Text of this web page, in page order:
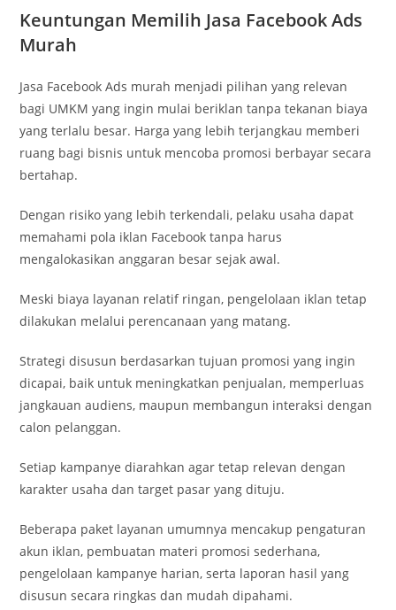
Keuntungan Memilih Jasa Facebook Ads
Murah
Jasa Facebook Ads murah menjadi pilihan yang relevan
bagi UMKM yang ingin mulai beriklan tanpa tekanan biaya
yang terlalu besar. Harga yang lebih terjangkau memberi
ruang bagi bisnis untuk mencoba promosi berbayar secara
bertahap.
Dengan risiko yang lebih terkendali, pelaku usaha dapat
memahami pola iklan Facebook tanpa harus
mengalokasikan anggaran besar sejak awal.
Meski biaya layanan relatif ringan, pengelolaan iklan tetap
dilakukan melalui perencanaan yang matang.
Strategi disusun berdasarkan tujuan promosi yang ingin
dicapai, baik untuk meningkatkan penjualan, memperluas
jangkauan audiens, maupun membangun interaksi dengan
calon pelanggan.
Setiap kampanye diarahkan agar tetap relevan dengan
karakter usaha dan target pasar yang dituju.
Beberapa paket layanan umumnya mencakup pengaturan
akun iklan, pembuatan materi promosi sederhana,
pengelolaan kampanye harian, serta laporan hasil yang
disusun secara ringkas dan mudah dipahami.